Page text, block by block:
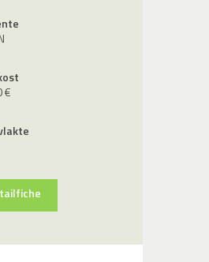
€